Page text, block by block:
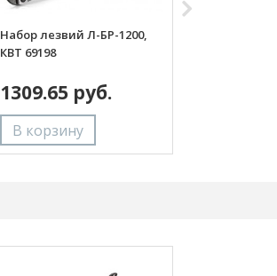
Набор лезвий Л-БР-1200,
КВТ 69198
1309.65 руб.